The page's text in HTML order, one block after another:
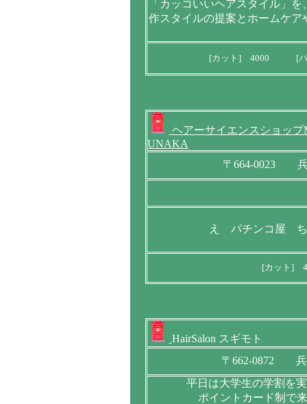
「カッコいいヘアスタイル」
作スタイルの提案とホームケ
[カット] 4000 [パ
ヘアーサイエンスショップ
UNAKA
〒664-0023 兵
え パチンコ屋 ち
[カット]
HairSalon スギモト
〒662-0872 兵
平日は大学生の学割を
ポイントカード制で